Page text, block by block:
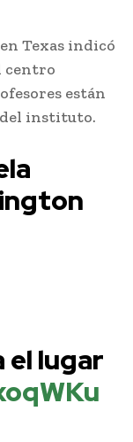
Texas indicó
centro
están
del instituto.
el lugar